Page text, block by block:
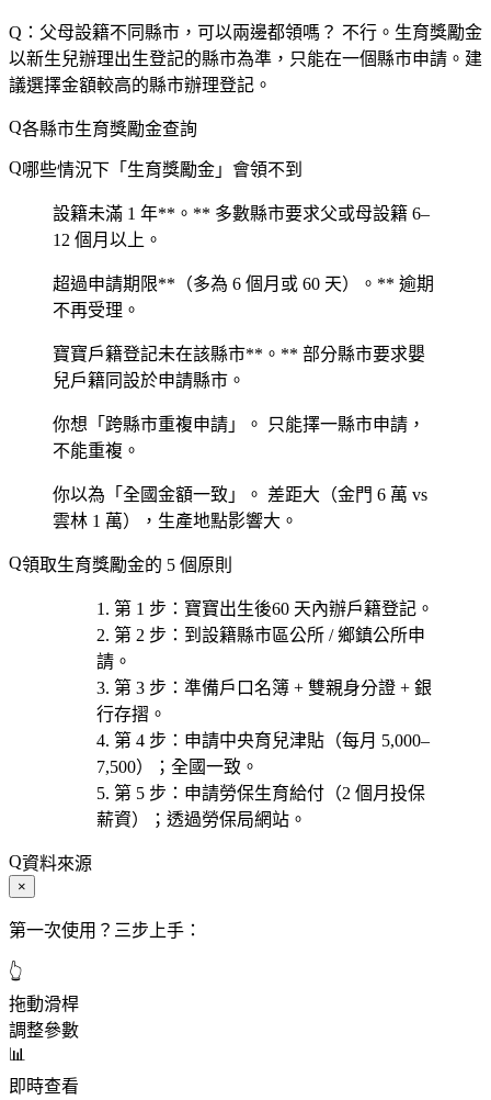
Q：父母設籍不同縣市，可以兩邊都領嗎？ 不行。生育獎勵金
以新生兒辦理出生登記的縣市為準，只能在一個縣市申請。建
議選擇金額較高的縣市辦理登記。
各縣市生育獎勵金查詢
哪些情況下「生育獎勵金」會領不到
設籍未滿 1 年**。** 多數縣市要求父或母設籍 6–
12 個月以上。
超過申請期限**（多為 6 個月或 60 天）。** 逾期
不再受理。
寶寶戶籍登記未在該縣市**。** 部分縣市要求嬰
兒戶籍同設於申請縣市。
你想「跨縣市重複申請」。
只能擇一縣市申請，
不能重複。
你以為「全國金額一致」。 差距大（金門 6 萬 vs
雲林 1 萬），生產地點影響大。
領取生育獎勵金的 5 個原則
第 1 步 ：寶寶出生後60 天內辦戶籍登記 。
第 2 步 ：到 設籍縣市區公所 / 鄉鎮公所申
請。
第 3 步 ：準備戶口名簿 + 雙親身分證 + 銀
行存摺 。
第 4 步 ：申請中央育兒津貼 （每月 5,000–
7,500）；全國一致。
第 5 步 ：申請勞保生育給付 （2 個月投保
薪資）；透過勞保局網站。
資料來源
×
第一次使用？三步上手：
👆
拖動滑桿
調整參數
📊
即時查看